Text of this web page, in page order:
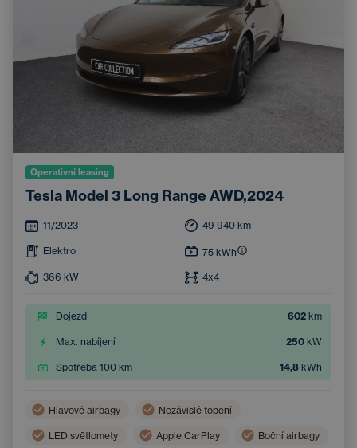
Operativní leasing
Tesla Model 3 Long Range AWD,2024
11/2023 49 940 km
Elektro 75 kWh
366 kW 4x4
Dojezd 602 km
Max. nabíjení 250 kW
Spotřeba 100 km 14,8 kWh
Hlavové airbagy Nezávislé topení
LED světlomety Apple CarPlay Boční airbagy